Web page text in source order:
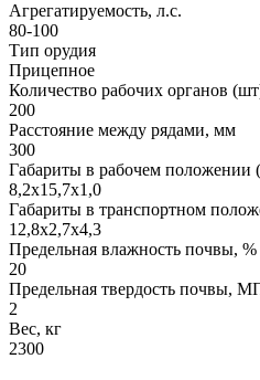
Агрегатируемость, л.с.
80-100
Тип орудия
Прицепное
Количество рабочих органов
200
Расстояние между рядами, мм
300
Габариты в рабочем положении
8,2х15,7х1,0
Габариты в транспортном
12,8х2,7х4,3
Предельная влажность почвы, %
20
Предельная твердость почвы,
2
Вес, кг
2300